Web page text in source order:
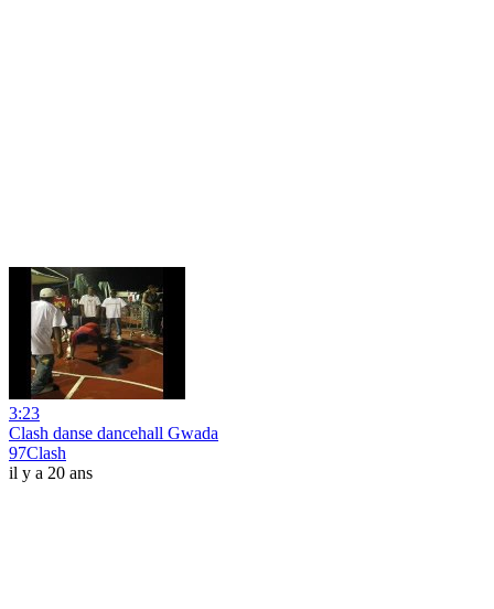
3:23
Clash danse dancehall Gwada
97Clash
il y a 20 ans